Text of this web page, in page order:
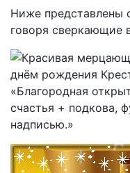
Ниже представлены
говоря сверкающие